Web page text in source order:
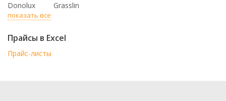
Donolux Grasslin
показать все
Прайсы в Excel
Прайс-листы